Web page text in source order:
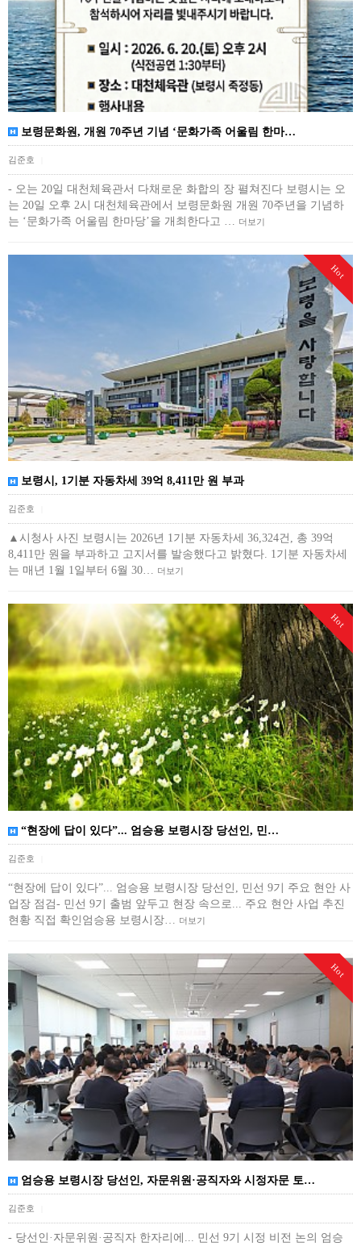
보령문화원, 개원 70주년 기념 ‘문화가족 어울림 한마…
김준호
- 오는 20일 대천체육관서 다채로운 화합의 장 펼쳐진다 보령시는 오
는 20일 오후 2시 대천체육관에서 보령문화원 개원 70주년을 기념하
는 ‘문화가족 어울림 한마당’을 개최한다고 …
더보기
Hot
보령시, 1기분 자동차세 39억 8,411만 원 부과
김준호
▲시청사 사진 보령시는 2026년 1기분 자동차세 36,324건, 총 39억
8,411만 원을 부과하고 고지서를 발송했다고 밝혔다. 1기분 자동차세
는 매년 1월 1일부터 6월 30… 더보기
Hot
“현장에 답이 있다”... 엄승용 보령시장 당선인, 민…
김준호
“현장에 답이 있다”... 엄승용 보령시장 당선인, 민선 9기 주요 현안 사
업장 점검- 민선 9기 출범 앞두고 현장 속으로... 주요 현안 사업 추진
현황 직접 확인엄승용 보령시장… 더보기
Hot
엄승용 보령시장 당선인, 자문위원·공직자와 시정자문 토…
김준호
- 당선인·자문위원·공직자 한자리에... 민선 9기 시정 비전 논의 엄승